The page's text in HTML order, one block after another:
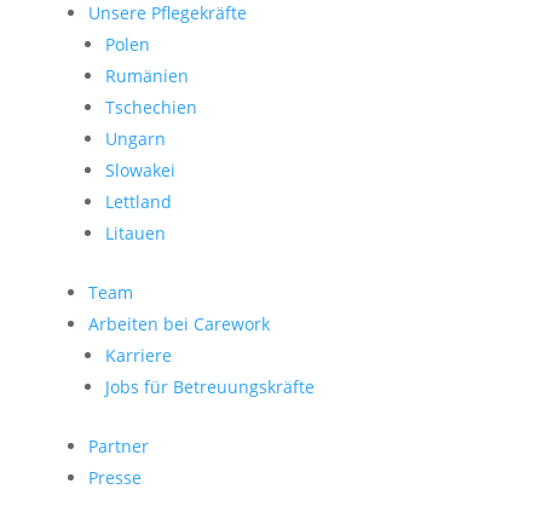
Unsere Pflegekräfte
Polen
Rumänien
Tschechien
Ungarn
Slowakei
Lettland
Litauen
Team
Arbeiten bei Carework
Karriere
Jobs für Betreuungskräfte
Partner
Presse